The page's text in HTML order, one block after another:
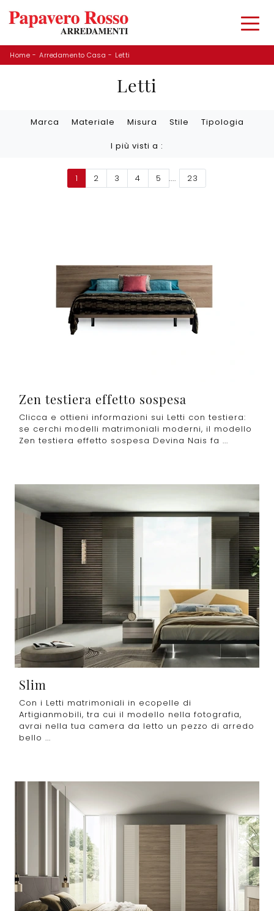
Home - Arredamento Casa - Letti
Letti
Marca Materiale Misura Stile Tipologia
I più visti a :
1 2 3 4 5 .... 23
Zen testiera effetto sospesa
Clicca e ottieni informazioni sui Letti con testiera:
se cerchi modelli matrimoniali moderni, il modello
Zen testiera effetto sospesa Devina Nais fa ...
Slim
Con i Letti matrimoniali in ecopelle di
Artigianmobili, tra cui il modello nella fotografia,
avrai nella tua camera da letto un pezzo di arredo
bello ...